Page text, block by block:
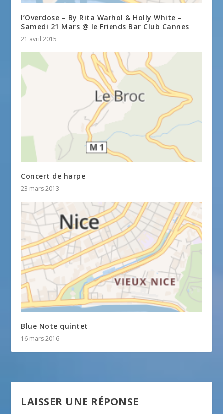
l’Overdose – By Rita Warhol & Holly White –
Samedi 21 Mars @ le Friends Bar Club Cannes
21 avril 2015
Concert de harpe
23 mars 2013
Blue Note quintet
16 mars 2016
LAISSER UNE RÉPONSE